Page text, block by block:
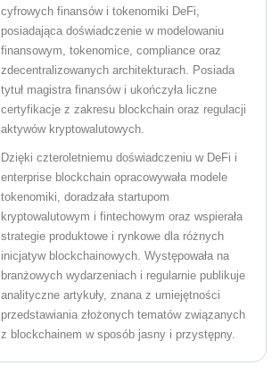
cyfrowych finansów i tokenomiki DeFi,
posiadająca doświadczenie w modelowaniu
finansowym, tokenomice, compliance oraz
zdecentralizowanych architekturach. Posiada
tytuł magistra finansów i ukończyła liczne
certyfikacje z zakresu blockchain oraz regulacji
aktywów kryptowalutowych.
Dzięki czteroletniemu doświadczeniu w DeFi i
enterprise blockchain opracowywała modele
tokenomiki, doradzała startupom
kryptowalutowym i fintechowym oraz wspierała
strategie produktowe i rynkowe dla różnych
inicjatyw blockchainowych. Występowała na
branżowych wydarzeniach i regularnie publikuje
analityczne artykuły, znana z umiejętności
przedstawiania złożonych tematów związanych
z blockchainem w sposób jasny i przystępny.